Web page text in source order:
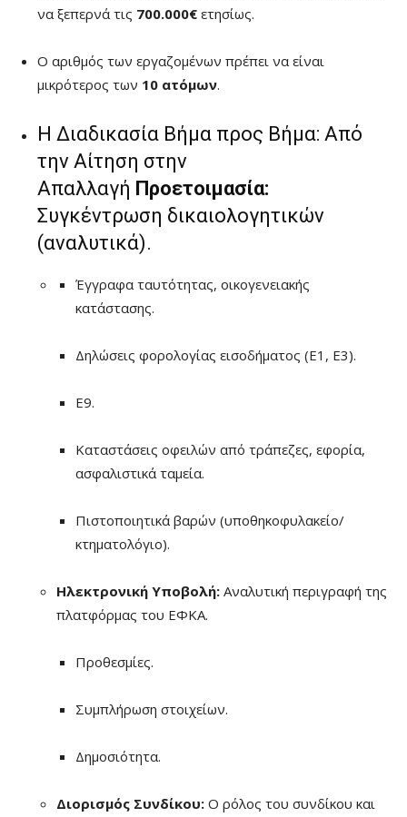
να ξεπερνά τις 700.000€ ετησίως.
Ο αριθμός των εργαζομένων πρέπει να είναι
μικρότερος των 10 ατόμων.
Η Διαδικασία Βήμα προς Βήμα: Από
την Αίτηση στην
Απαλλαγή Προετοιμασία:
Συγκέντρωση δικαιολογητικών
(αναλυτικά).
Έγγραφα ταυτότητας, οικογενειακής
κατάστασης.
Δηλώσεις φορολογίας εισοδήματος (Ε1, Ε3).
Ε9.
Καταστάσεις οφειλών από τράπεζες, εφορία,
ασφαλιστικά ταμεία.
Πιστοποιητικά βαρών (υποθηκοφυλακείο/
κτηματολόγιο).
Ηλεκτρονική Υποβολή: Αναλυτική περιγραφή της
πλατφόρμας του ΕΦΚΑ.
Προθεσμίες.
Συμπλήρωση στοιχείων.
Δημοσιότητα.
Διορισμός Συνδίκου: Ο ρόλος του συνδίκου και